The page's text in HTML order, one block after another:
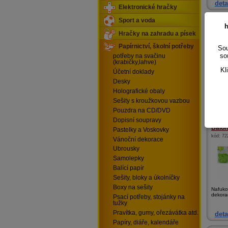
kód:
Elektronické hračky
Sport a voda
Hračky na zahradu a písek
Papírnictví, školní potřeby
potřeby na svačinu
(krabičky,lahve)
Účetní doklady
Desky
Holografické obaly
Sešity s kroužkovou vazbou
Pouzdra na CD/DVD
Dopisní soupravy
Pastelky a Voskovky
Vánoční dekorace
Ubrousky
Samolepky
Balící papír
Sešity, bloky a úkolníčky
Boxy na sešity
Psací potřeby, stojánky na
tužky
Pravítka, gumy, ořezávátka atd.
Papíry, diáře, kalendáře